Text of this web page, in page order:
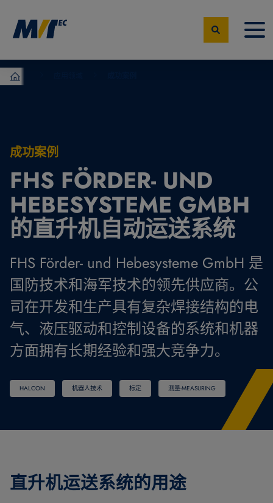
MVTec Software – 机器视觉专家
成功案例
FHS FÖRDER- UND
HEBESYSTEME GMBH
的直升机自动运送系统
FHS Förder- und Hebesysteme GmbH 是
国防技术和海军技术的领先供应商。公
司在开发和生产具有复杂焊接结构的电
气、液压驱动和控制设备的系统和机器
方面拥有长期经验和强大竞争力。
HALCON 机器人技术 标定 测量-MEASURING
直升机运送系统的用途